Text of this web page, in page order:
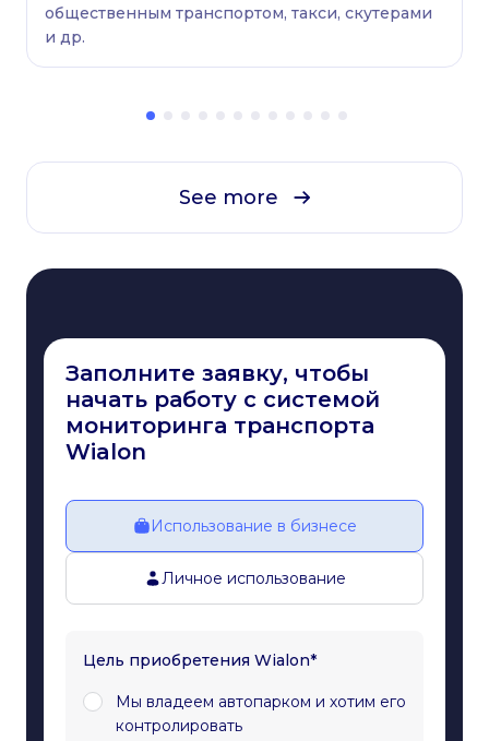
общественным транспортом, такси, скутерами
и др.
See more
Заполните заявку, чтобы
начать работу с системой
мониторинга транспорта
Wialon
Использование в бизнесе
Личное использование
Цель приобретения Wialon*
Мы владеем автопарком и хотим его
контролировать